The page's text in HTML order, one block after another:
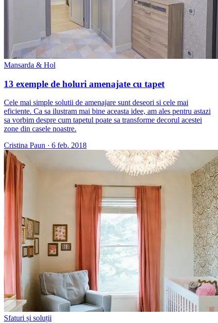
Mansarda & Hol
13 exemple de holuri amenajate cu tapet
Cele mai simple solutii de amenajare sunt deseori si cele mai
eficiente. Ca sa ilustram mai bine aceasta idee, am ales pentru astazi
sa vorbim despre cum tapetul poate sa transforme decorul acestei
zone din casele noastre.
Cristina Paun · 6 feb. 2018
Sfaturi și soluții